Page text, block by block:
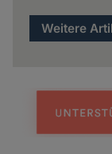
Weitere